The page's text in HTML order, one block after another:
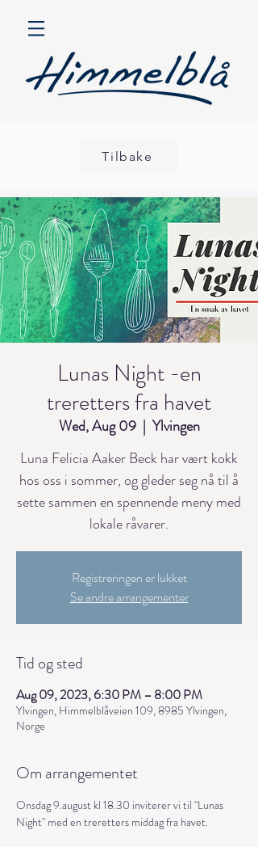
Tilbake
Lunas Night -en
treretters fra havet
Wed, Aug 09
  |
Ylvingen
Luna Felicia Aaker Beck har vært kokk
hos oss i sommer, og gleder seg nå til å
sette sammen en spennende meny med
lokale råvarer.
Registreringen er lukket
Se andre arrangementer
Tid og sted
Aug 09, 2023, 6:30 PM – 8:00 PM
Ylvingen, Himmelblåveien 109, 8985 Ylvingen,
Norge
Om arrangementet
Onsdag 9.august kl 18.30 inviterer vi til "Lunas
Night" med en treretters middag fra havet.